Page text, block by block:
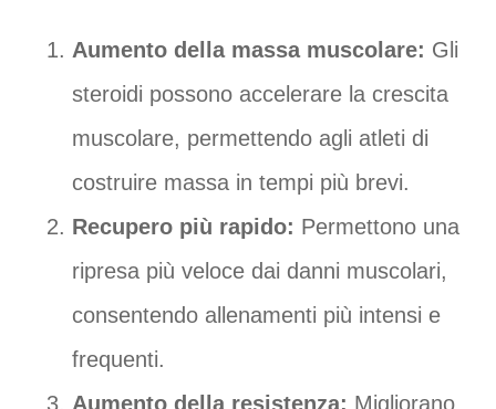
Aumento della massa muscolare: Gli
steroidi possono accelerare la crescita
muscolare, permettendo agli atleti di
costruire massa in tempi più brevi.
Recupero più rapido: Permettono una
ripresa più veloce dai danni muscolari,
consentendo allenamenti più intensi e
frequenti.
Aumento della resistenza: Migliorano